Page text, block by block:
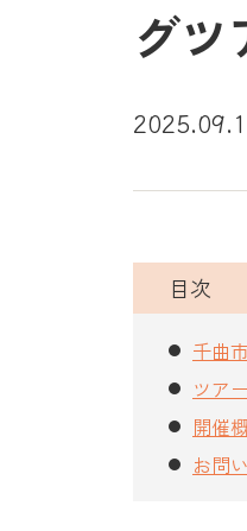
グツ
目次
千曲
ツア
開催
お問